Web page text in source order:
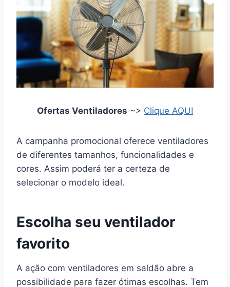
Ofertas Ventiladores ~> Clique AQUI
A campanha promocional oferece ventiladores
de diferentes tamanhos, funcionalidades e
cores. Assim poderá ter a certeza de
selecionar o modelo ideal.
Escolha seu ventilador
favorito
A ação com ventiladores em saldão abre a
possibilidade para fazer ótimas escolhas. Tem